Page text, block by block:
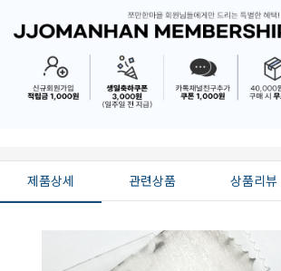
제품상세 관련상품 상품리뷰